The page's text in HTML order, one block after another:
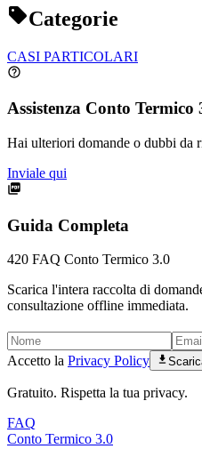
Categorie
CASI PARTICOLARI
Assistenza Conto Termico
Hai ulteriori domande o dubbi da
Inviale qui
Guida Completa
420 FAQ Conto Termico 3.0
Scarica l'intera raccolta di
consultazione offline immediata.
Accetto la Privacy Policy
Gratuito. Rispetta la tua privacy.
FAQ
Conto Termico 3.0